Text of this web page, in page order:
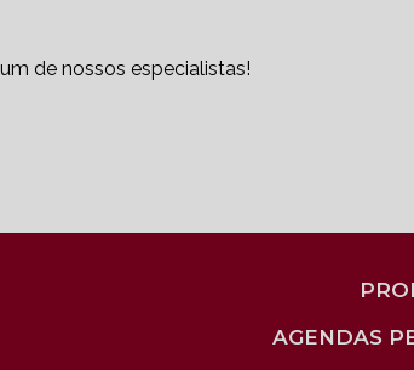
de nossos especialistas!
AGENDAS